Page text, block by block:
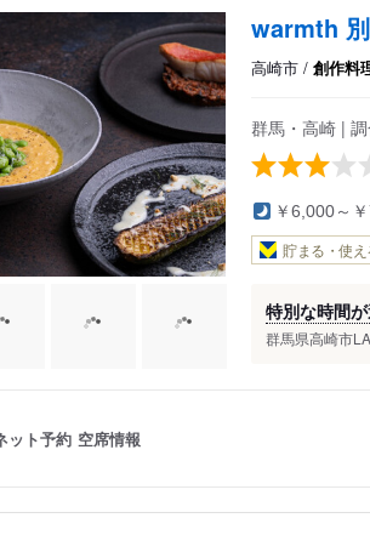
藤岡・安中
warmth
高崎市 / 創作料
群馬・高崎 |
￥6,000～
貯まる・使え
特別な時間
群馬県高崎市
ット予約 空席情報